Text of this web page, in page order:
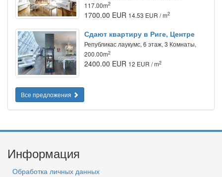
117.00m2
1700.00 EUR 14.53 EUR / m2
Сдают квартиру в Риге, Центре
Републикас лаукумс, 6 этаж, 3 Комнаты,
200.00m2
2400.00 EUR 12 EUR / m2
Все предложения
Информация
Обработка личных данных